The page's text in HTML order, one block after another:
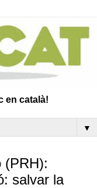
en català!
▼
(PRH):
salvar la